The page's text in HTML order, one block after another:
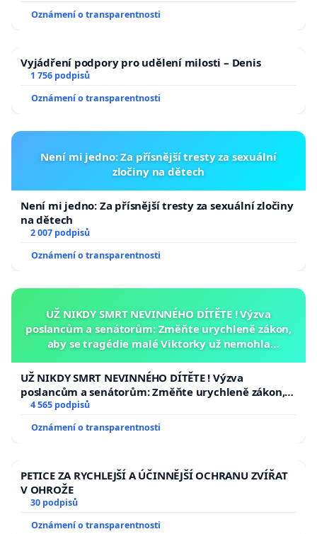
Oznámení o transparentnosti
Vyjádření podpory pro udělení milosti – Denis
1 756 podpisů
Oznámení o transparentnosti
Není mi jedno: Za přísnější tresty za sexuální
zločiny na dětech
Není mi jedno: Za přísnější tresty za sexuální zločiny
na dětech
2 007 podpisů
Oznámení o transparentnosti
UŽ NIKDY SMRT NEVINNÉHO DÍTĚTE ! Výzva
poslancům a senátorům: Změňte urychleně zákon,
aby se tragédie malé Viktorky už nemohla
UŽ NIKDY SMRT NEVINNÉHO DÍTĚTE ! Výzva
poslancům a senátorům: Změňte urychleně zákon,
aby se tragédie malé Viktorky už nemohla opakovat!
4 565 podpisů
Oznámení o transparentnosti
PETICE ZA RYCHLEJŠÍ A ÚČINNĚJŠÍ OCHRANU ZVÍŘAT
V OHROŽE
30 podpisů
Oznámení o transparentnosti